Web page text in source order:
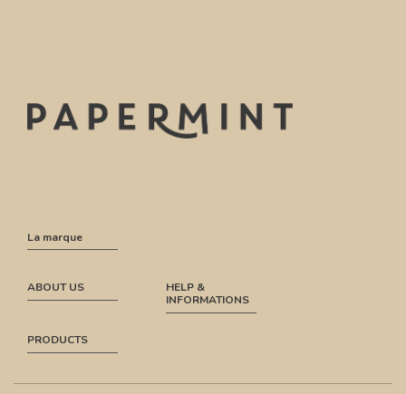
La marque
ABOUT US
HELP &
INFORMATIONS
PRODUCTS